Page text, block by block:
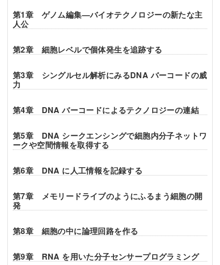
第1章 ゲノム編集—バイオテクノロジーの新たな主
人公
第2章 細胞レベルで個体発生を追跡する
第3章 シングルセル解析にみるDNA バーコードの威
力
第4章 DNA バーコードによるテクノロジーの連結
第5章 DNA シークエンシングで細胞内分子ネットワ
ークや空間情報を取得する
第6章 DNA に人工情報を記録する
第7章 メモリードライブのようにふるまう細胞の開
発
第8章 細胞の中に論理回路を作る
第9章 RNA を用いた分子センサープログラミング